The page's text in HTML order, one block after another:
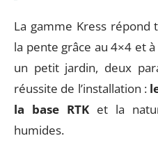
La gamme Kress
la pente grâce au 4×4 et
un petit jardin, deux
réussite de l’installation :
la base RTK et la
humides.